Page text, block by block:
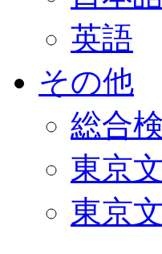
英語
その他
総合
東京
東京